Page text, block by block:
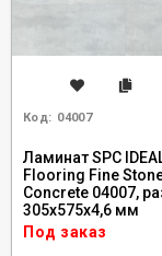
Код: 04007
Ламинат SPC
Flooring Fine
Concrete 04007,
305x575x4,6 мм
Под заказ